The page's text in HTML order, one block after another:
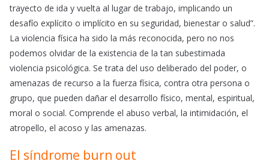
trayecto de ida y vuelta al lugar de trabajo, implicando un
desafío explícito o implícito en su seguridad, bienestar o salud”.
La violencia física ha sido la más reconocida, pero no nos
podemos olvidar de la existencia de la tan subestimada
violencia psicológica. Se trata del uso deliberado del poder, o
amenazas de recurso a la fuerza física, contra otra persona o
grupo, que pueden dañar el desarrollo físico, mental, espiritual,
moral o social. Comprende el abuso verbal, la intimidación, el
atropello, el acoso y las amenazas.
El síndrome burn out